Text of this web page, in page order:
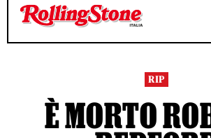
TEMPO DI LETTURA 4 MINUTI
TEMPO DI LETTURA 4 MINUTI
RIP
È MORTO